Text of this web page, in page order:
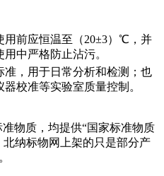
用前应恒温至（20±3）℃，并
中严格防止沾污。
准，用于日常分析和检测；也
校准等实验室质量控制。
物质，均提供“国家标准物质
纳标物网上架的只是部分产